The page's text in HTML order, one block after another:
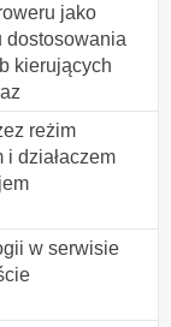
jako
dostosowania
kierujących
reżim
działaczem
w serwisie